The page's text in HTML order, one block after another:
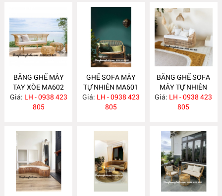
BĂNG GHẾ MÂY
TAY XÒE MA602
Giá: LH - 0938 423
805
GHẾ SOFA MÂY
TỰ NHIÊN MA601
Giá: LH - 0938 423
805
BĂNG GHẾ SOFA
MÂY TỰ NHIÊN
MA597
Giá: LH - 0938 423
805